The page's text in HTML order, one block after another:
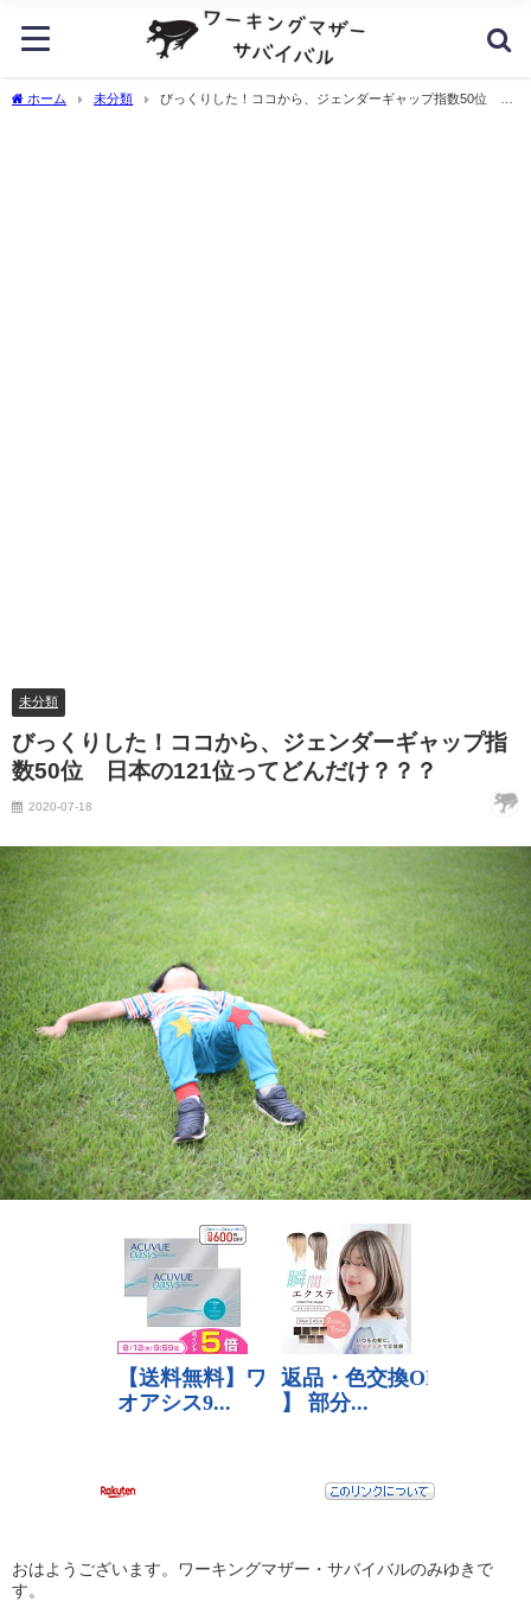
ホーム 未分類
びっくりした！ココから、ジェンダーギャップ指数50位 日
未分類
びっくりした！ココから、ジェンダーギャップ指
数50位 日本の121位ってどんだけ？？？
2020-07-18
おはようございます。ワーキングマザー・サバイバルのみゆきで
す。